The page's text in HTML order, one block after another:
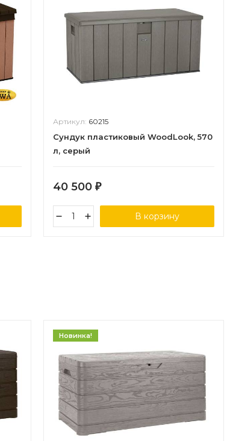
Артикул: 60215
Сундук пластиковый WoodLook, 570
л, серый
40 500 ₽
В корзину
Новинка!